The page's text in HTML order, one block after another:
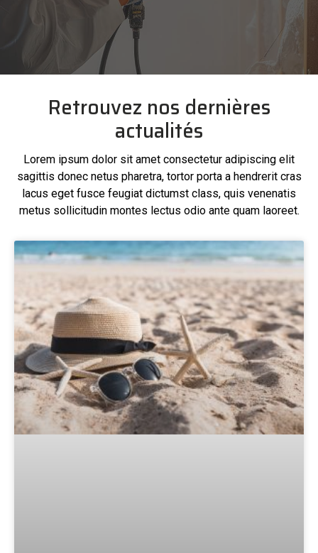
Retrouvez nos dernières
actualités
Lorem ipsum dolor sit amet consectetur adipiscing elit
sagittis donec netus pharetra, tortor porta a hendrerit cras
lacus eget fusce feugiat dictumst class, quis venenatis
metus sollicitudin montes lectus odio ante quam laoreet.